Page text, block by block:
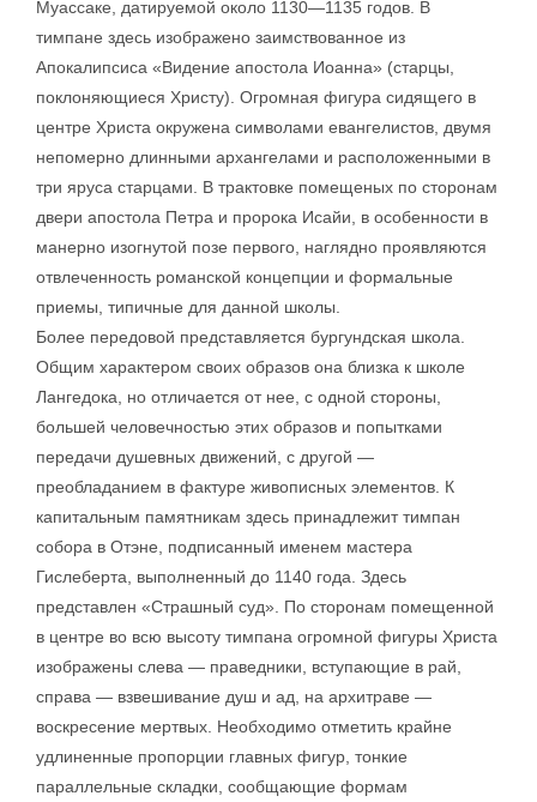
Муассаке, датируемой около 1130—1135 годов. В
тимпане здесь изображено заимствованное из
Апокалипсиса «Видение апостола Иоанна» (старцы,
поклоняющиеся Христу). Огромная фигура сидящего в
центре Христа окружена символами евангелистов, двумя
непомерно длинными архангелами и расположенными в
три яруса старцами. В трактовке помещеных по сторонам
двери апостола Петра и пророка Исайи, в особенности в
манерно изогнутой позе первого, наглядно проявляются
отвлеченность романской концепции и формальные
приемы, типичные для данной школы.
Более передовой представляется бургундская школа.
Общим характером своих образов она близка к школе
Лангедока, но отличается от нее, с одной стороны,
большей человечностью этих образов и попытками
передачи душевных движений, с другой —
преобладанием в фактуре живописных элементов. К
капитальным памятникам здесь принадлежит тимпан
собора в Отэне, подписанный именем мастера
Гислеберта, выполненный до 1140 года. Здесь
представлен «Страшный суд». По сторонам помещенной
в центре во всю высоту тимпана огромной фигуры Христа
изображены слева — праведники, вступающие в рай,
справа — взвешивание душ и ад, на архитраве —
воскресение мертвых. Необходимо отметить крайне
удлиненные пропорции главных фигур, тонкие
параллельные складки, сообщающие формам